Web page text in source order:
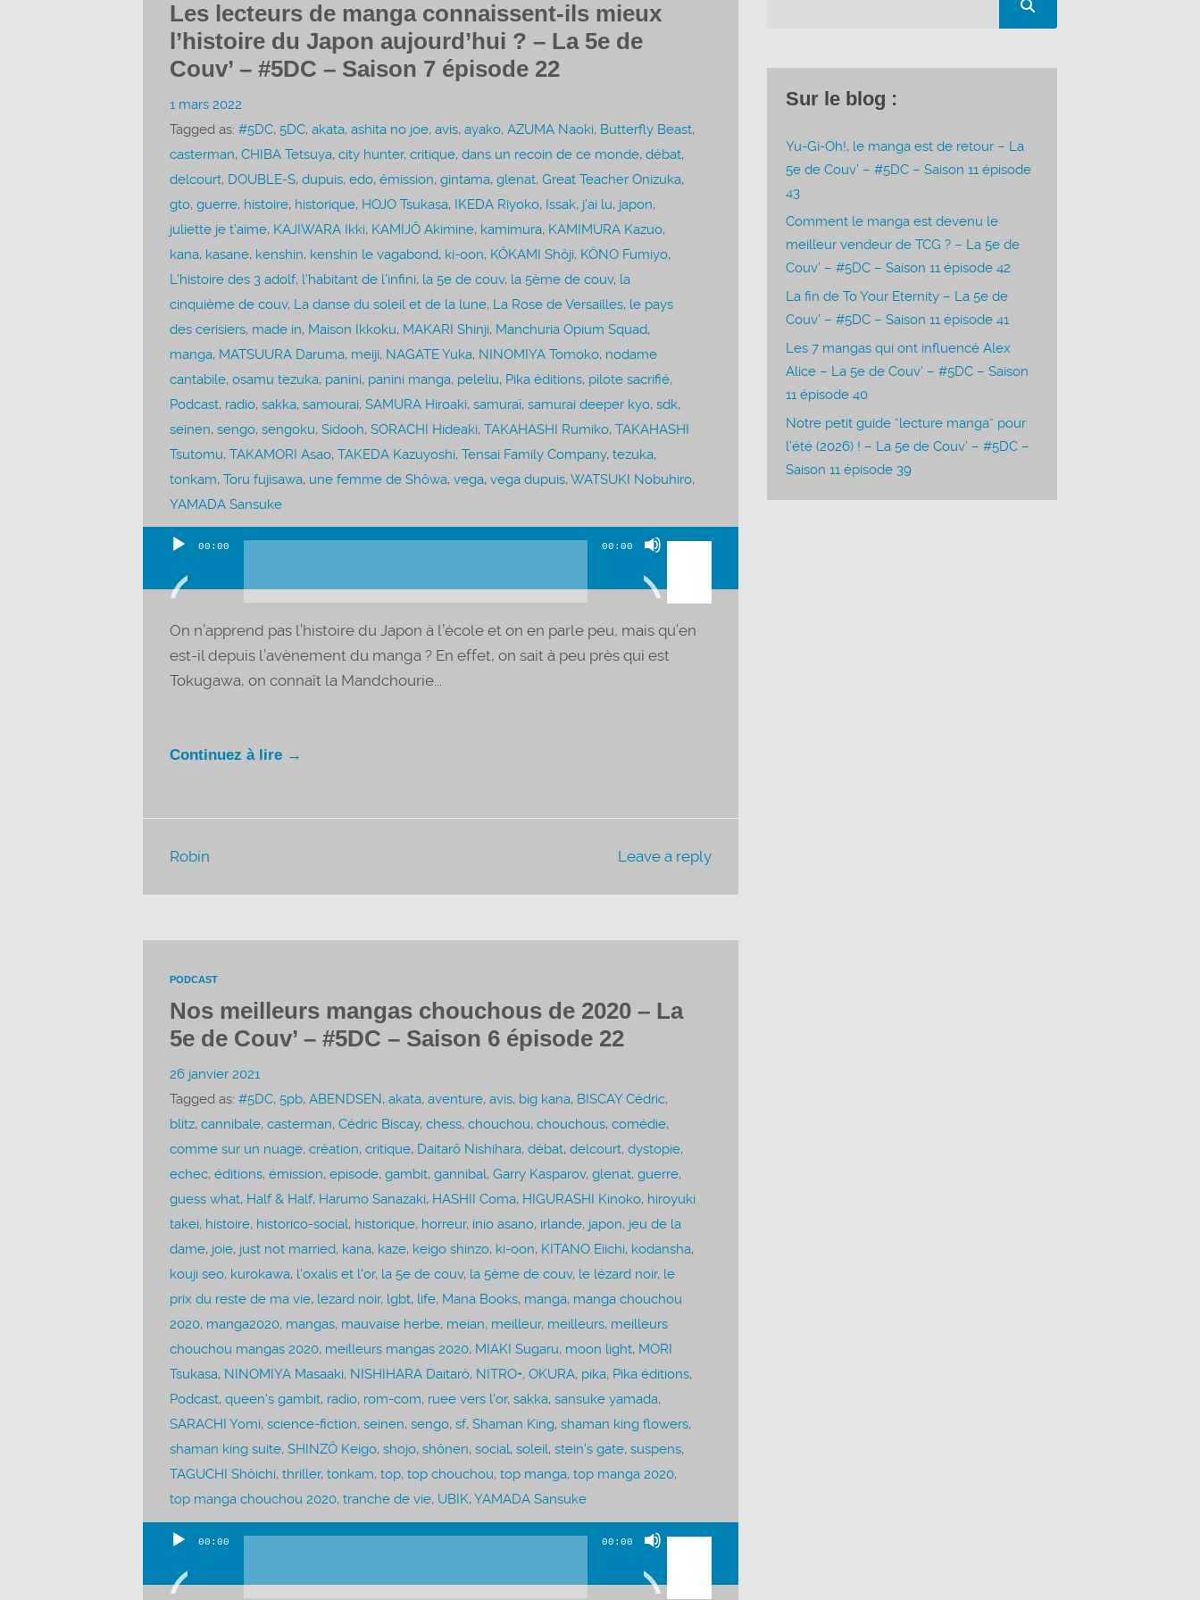
Les lecteurs de manga connaissent-ils mieux
l’histoire du Japon aujourd’hui ? – La 5e de
Couv’ – #5DC – Saison 7 épisode 22
1 mars 2022
Tagged as: #5DC, 5DC, akata, ashita no joe, avis, ayako, AZUMA Naoki, Butterfly Beast,
casterman, CHIBA Tetsuya, city hunter, critique, dans un recoin de ce monde, débat,
delcourt, DOUBLE-S, dupuis, edo, émission, gintama, glenat, Great Teacher Onizuka,
gto, guerre, histoire, historique, HOJO Tsukasa, IKEDA Riyoko, Issak, j’ai lu, japon,
juliette je t’aime, KAJIWARA Ikki, KAMIJÔ Akimine, kamimura, KAMIMURA Kazuo,
kana, kasane, kenshin, kenshin le vagabond, ki-oon, KÔKAMI Shôji, KÔNO Fumiyo,
L'histoire des 3 adolf, l’habitant de l’infini, la 5e de couv, la 5ème de couv, la
cinquième de couv, La danse du soleil et de la lune, La Rose de Versailles, le pays
des cerisiers, made in, Maison Ikkoku, MAKARI Shinji, Manchuria Opium Squad,
manga, MATSUURA Daruma, meiji, NAGATE Yuka, NINOMIYA Tomoko, nodame
cantabile, osamu tezuka, panini, panini manga, peleliu, Pika éditions, pilote sacrifié,
Podcast, radio, sakka, samourai, SAMURA Hiroaki, samuraï, samurai deeper kyo, sdk,
seinen, sengo, sengoku, Sidooh, SORACHI Hideaki, TAKAHASHI Rumiko, TAKAHASHI
Tsutomu, TAKAMORI Asao, TAKEDA Kazuyoshi, Tensai Family Company, tezuka,
tonkam, Toru fujisawa, une femme de Shôwa, vega, vega dupuis, WATSUKI Nobuhiro,
YAMADA Sansuke
Lecteur
audio
00:00 00:00
Utilisez
flèches
pour
augmenter
On n’apprend pas l’histoire du Japon à l’école et on en parle peu, mais qu’en
est-il depuis l’avènement du manga ? En effet, on sait à peu près qui est
Tokugawa, on connaît la Mandchourie...
Continuez à lire →
Leave a reply
Robin
PODCAST
Nos meilleurs mangas chouchous de 2020 – La
5e de Couv’ – #5DC – Saison 6 épisode 22
26 janvier 2021
Tagged as: #5DC, 5pb, ABENDSEN, akata, aventure, avis, big kana, BISCAY Cédric,
blitz, cannibale, casterman, Cédric Biscay, chess, chouchou, chouchous, comédie,
comme sur un nuage, création, critique, Daitarô Nishihara, débat, delcourt, dystopie,
echec, éditions, émission, episode, gambit, gannibal, Garry Kasparov, glenat, guerre,
guess what, Half & Half, Harumo Sanazaki, HASHII Coma, HIGURASHI Kinoko, hiroyuki
takei, histoire, historico-social, historique, horreur, inio asano, irlande, japon, jeu de la
dame, joie, just not married, kana, kaze, keigo shinzo, ki-oon, KITANO Eiichi, kodansha,
kouji seo, kurokawa, l'oxalis et l'or, la 5e de couv, la 5ème de couv, le lézard noir, le
prix du reste de ma vie, lezard noir, lgbt, life, Mana Books, manga, manga chouchou
2020, manga2020, mangas, mauvaise herbe, meian, meilleur, meilleurs, meilleurs
chouchou mangas 2020, meilleurs mangas 2020, MIAKI Sugaru, moon light, MORI
Tsukasa, NINOMIYA Masaaki, NISHIHARA Daitarô, NITRO+, OKURA, pika, Pika éditions,
Podcast, queen's gambit, radio, rom-com, ruee vers l'or, sakka, sansuke yamada,
SARACHI Yomi, science-fiction, seinen, sengo, sf, Shaman King, shaman king flowers,
shaman king suite, SHINZÔ Keigo, shojo, shônen, social, soleil, stein's gate, suspens,
TAGUCHI Shôichi, thriller, tonkam, top, top chouchou, top manga, top manga 2020,
top manga chouchou 2020, tranche de vie, UBIK, YAMADA Sansuke
Lecteur
audio
00:00 00:00
Utilisez
flèches
Sur le blog :
Yu-Gi-Oh!, le manga est de retour – La
5e de Couv’ – #5DC – Saison 11 épisode
43
Comment le manga est devenu le
meilleur vendeur de TCG ? – La 5e de
Couv’ – #5DC – Saison 11 épisode 42
La fin de To Your Eternity – La 5e de
Couv’ – #5DC – Saison 11 épisode 41
Les 7 mangas qui ont influencé Alex
Alice – La 5e de Couv’ – #5DC – Saison
11 épisode 40
Notre petit guide “lecture manga” pour
l’été (2026) ! – La 5e de Couv’ – #5DC –
Saison 11 épisode 39